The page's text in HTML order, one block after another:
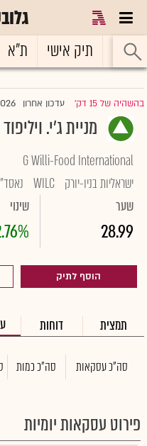
ראשי תיק אישי ת"א
בהשהיה של 15 דק' |עדכון אחרון
מניית ג'י.
G Willi-Food International
ישראליות בניו-יורק WILC
שער
28.99
שינוי
הוסף לתיק
תמצית דוחות
סה"כ עסקאות סה"כ כמות
פירוט עסקאות יומיות